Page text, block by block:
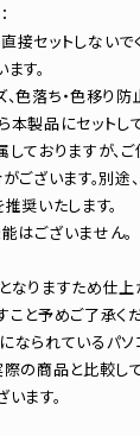
セットしないで
す。
色落ち・色移り
製品にセットし
しておりますが、
ございます。別途
奨いたします。
はございません。
なりますため仕上
と予めご了承くだ
なられているパソ
際の商品と比較
ます。